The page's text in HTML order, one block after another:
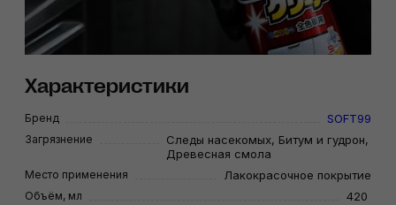
Характеристики
Бренд SOFT99
Загрязнение
Следы насекомых, Битум и гудрон,
Древесная смола
Место применения Лакокрасочное покрытие
Объём, мл 420